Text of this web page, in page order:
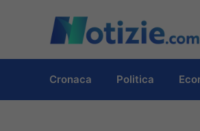
contenuto
Cronaca Politica